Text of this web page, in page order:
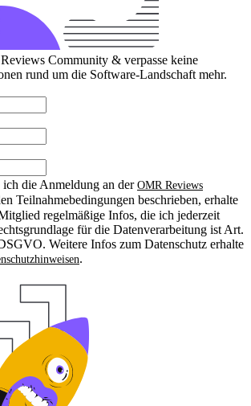
Community & verpasse keine
rund um die Software-Landschaft mehr.
die Anmeldung an der OMR Reviews
Teilnahmebedingungen beschrieben, erhalte
regelmäßige Infos, die ich jederzeit
für die Datenverarbeitung ist Art.
Weitere Infos zum Datenschutz erhalte
.